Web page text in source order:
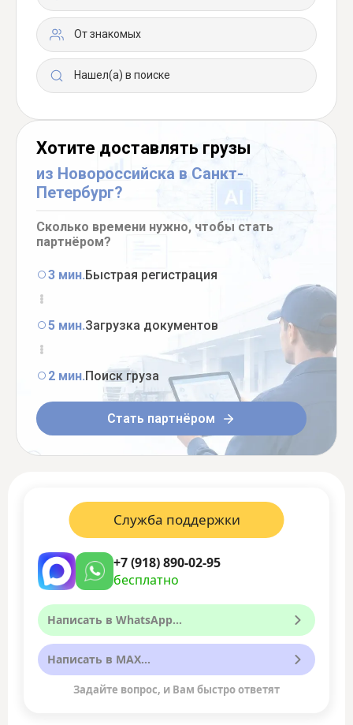
От знакомых
Нашел(а) в поиске
Хотите доставлять грузы
из Новороссийска в Санкт-
Петербург?
Сколько времени нужно, чтобы стать
партнёром?
3 мин.Быстрая регистрация
5 мин.Загрузка документов
2 мин.Поиск груза
Стать партнёром
Служба поддержки
+7 (918) 890-02-95
бесплатно
Написать в WhatsApp...
Написать в MAX...
Задайте вопрос, и Вам быстро ответят